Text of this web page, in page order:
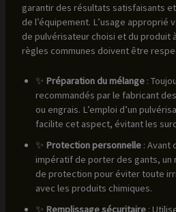
garantir des résultats satisfaisants
de l’équipement. L’usage approprié
de pulvérisateur choisi et du produit
règles communes doivent être
✨ Préparation du mélange:
recommandés par le fabricant
ou engrais. L’emploi d’un
facilite cet aspect, évitant les
✨ Protection personnelle: Avant
impératif de porter des gants, un
de protection pour éviter toute
avec les produits chimiques.
✨ Remplissage sécuritaire: